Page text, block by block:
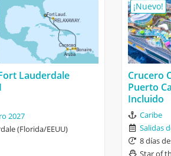
Lauderdale
2027
(Florida/EEUU)
¡Nuevo!
Crucero
Puerto
Incluido
Caribe
Salidas
8 días
Star of